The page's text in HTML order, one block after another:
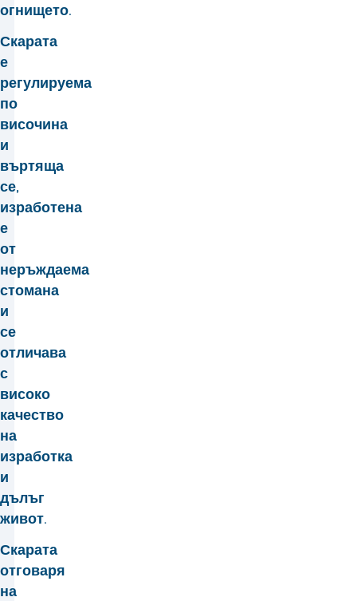
огнището.
Скарата
е
регулируема
по
височина
и
въртяща
се,
изработена
е
от
неръждаема
стомана
и
се
отличава
с
високо
качество
на
изработка
и
дълъг
живот.
Скарата
отговаря
на